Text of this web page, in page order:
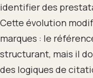
identifier des
Cette évolution
marques : le
structurant, mais il
des logiques de